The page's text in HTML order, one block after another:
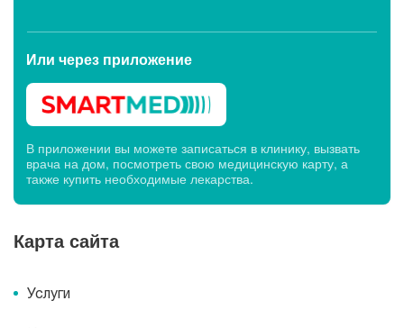
Или через приложение
В приложении вы можете записаться в клинику, вызвать
врача на дом, посмотреть свою медицинскую карту, а
также купить необходимые лекарства.
Карта сайта
Услуги